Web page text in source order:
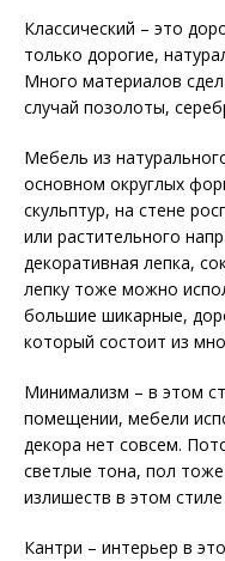
Классический – это
только дорогие,
Много материалов
случай позолоты,
Мебель из
основном округлых
скульптур, на стене
или растительного
декоративная лепка,
лепку тоже можно
большие шикарные,
который состоит из
Минимализм – в этом
помещении, мебели
декора нет совсем.
светлые тона, пол
излишеств в этом стиле
Кантри – интерьер в